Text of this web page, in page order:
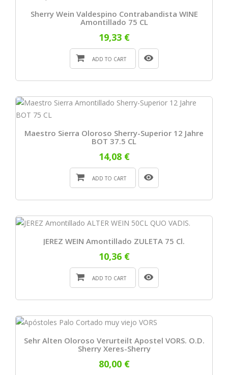
Sherry Wein Valdespino Contrabandista WINE
Amontillado 75 CL
19,33 €
ADD TO CART
Maestro Sierra Oloroso Sherry-Superior 12 Jahre
BOT 37.5 CL
14,08 €
ADD TO CART
JEREZ WEIN Amontillado ZULETA 75 Cl.
10,36 €
ADD TO CART
Sehr Alten Oloroso Verurteilt Apostel VORS. O.D.
Sherry Xeres-Sherry
80,00 €